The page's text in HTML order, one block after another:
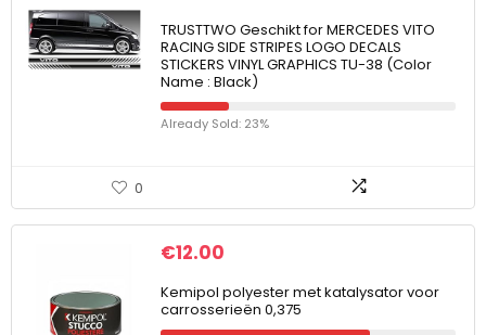
TRUSTTWO Geschikt for MERCEDES VITO
RACING SIDE STRIPES LOGO DECALS
STICKERS VINYL GRAPHICS TU-38 (Color
Name : Black)
Already Sold: 23%
0
€12.00
Kemipol polyester met katalysator voor
carrosserieën 0,375